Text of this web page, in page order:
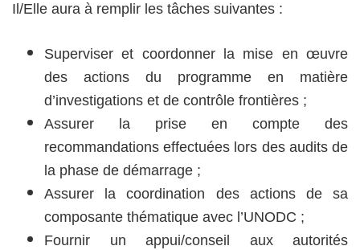
Il/Elle aura à remplir les tâches suivantes :
Superviser et coordonner la mise en œuvre
des actions du programme en matière
d’investigations et de contrôle frontières ;
Assurer la prise en compte des
recommandations effectuées lors des audits de
la phase de démarrage ;
Assurer la coordination des actions de sa
composante thématique avec l’UNODC ;
Fournir un appui/conseil aux autorités